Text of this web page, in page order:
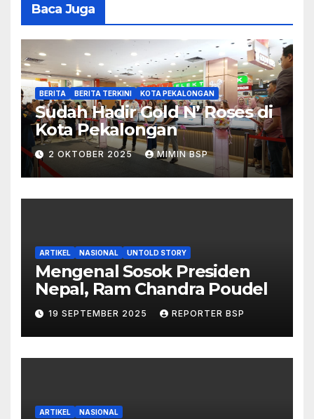
Baca Juga
BERITA BERITA TERKINI KOTA PEKALONGAN
Sudah Hadir Gold N’ Roses di
Kota Pekalongan
2 OKTOBER 2025 MIMIN BSP
ARTIKEL NASIONAL UNTOLD STORY
Mengenal Sosok Presiden
Nepal, Ram Chandra Poudel
19 SEPTEMBER 2025 REPORTER BSP
ARTIKEL NASIONAL